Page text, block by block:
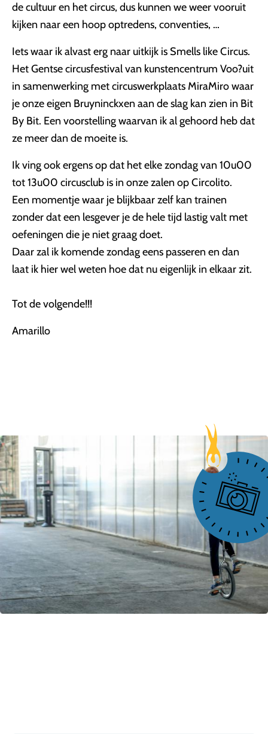
de cultuur en het circus, dus kunnen we weer vooruit
kijken naar een hoop optredens, conventies, …
Iets waar ik alvast erg naar uitkijk is Smells like Circus.
Het Gentse circusfestival van kunstencentrum Voo?uit
in samenwerking met circuswerkplaats MiraMiro waar
je onze eigen Bruyninckxen aan de slag kan zien in Bit
By Bit. Een voorstelling waarvan ik al gehoord heb dat
ze meer dan de moeite is.
Ik ving ook ergens op dat het elke zondag van 10u00
tot 13u00 circusclub is in onze zalen op Circolito.
Een momentje waar je blijkbaar zelf kan trainen
zonder dat een lesgever je de hele tijd lastig valt met
oefeningen die je niet graag doet.
Daar zal ik komende zondag eens passeren en dan
laat ik hier wel weten hoe dat nu eigenlijk in elkaar zit.
Tot de volgende!!!
Amarillo